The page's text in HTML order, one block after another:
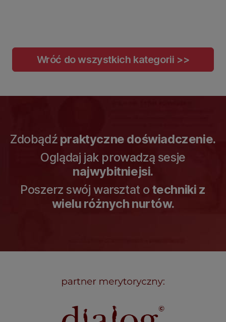
Wróć do wszystkich kategorii >>
Zdobądź praktyczne doświadczenie.
Oglądaj jak prowadzą sesje
najwybitniejsi.
Poszerz swój warsztat o techniki z
wielu różnych nurtów.